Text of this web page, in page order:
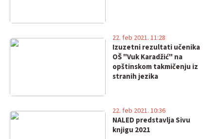
Izuzetni rezultati učenika
OŠ "Vuk Karadžić" na
opštinskom takmičenju iz
stranih jezika
22. feb 2021. 11:28
NALED predstavlja Sivu
knjigu 2021
22. feb 2021. 10:36